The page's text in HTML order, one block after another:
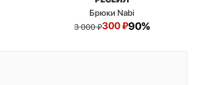
Брюки Nabi
3 000₽300₽90%